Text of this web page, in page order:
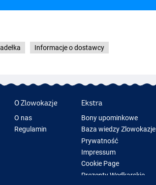
Informacje o dostawcy
O Zlowokazje
O nas
Regulamin
Ekstra
Bony upominkowe
Baza wiedzy Zlowokazje
Prywatność
Impressum
Cookie Page
Prezenty Wędkarskie